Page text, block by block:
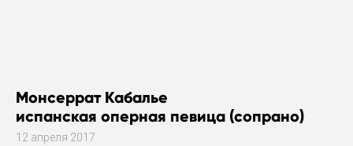
Монсеррат Кабалье
испанская оперная певица (сопрано)
12 апреля 2017